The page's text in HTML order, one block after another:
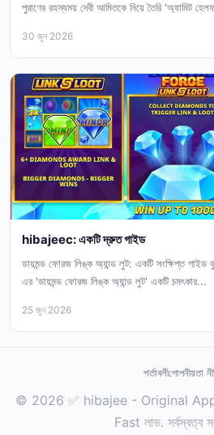
পুরাণের রহস্যময় দেবী আমিতকে নিয়ে তৈরি 'অ্যামিট
30 জুন 2026
hibajeec: একটি দ্রুত গাইড
ডায়মন্ড ফোরজ লিঙ্ক অ্যান্ড লুট: একটি সংক্ষিপ্ত
এর 'ডায়মন্ড ফোরজ লিঙ্ক অ্যান্ড লুট' একটি চমৎকার...
25 জুন 2026
শর্তাবলীগোপনীয়তা
© 2026 ✅ hibajee - Original
Fast লাভ. সর্বস্বত্ব